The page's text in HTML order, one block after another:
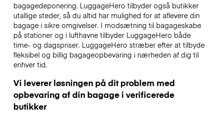
bagagedeponering. LuggageHero tilbyder også butikker
utallige steder, så du altid har mulighed for at aflevere din
bagage i sikre omgivelser. I modsætning til bagageskabe
på stationer og i lufthavne tilbyder LuggageHero både
time- og dagspriser. LuggageHero stræber efter at tilbyde
fleksibel og billig bagageopbevaring i nærheden af dig til
enhver tid.
Vi leverer løsningen på dit problem med
opbevaring af din bagage i verificerede
butikker